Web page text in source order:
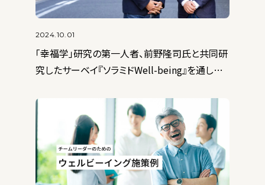
「幸福学」研究の第一人者、前野隆司氏と共同研
究したサーベイ『ソラミドWell-being』を通して、
2024.10.01
コーポレートサイトとホームページの違いは？
Webサイトの種類を解説
2022.07.14